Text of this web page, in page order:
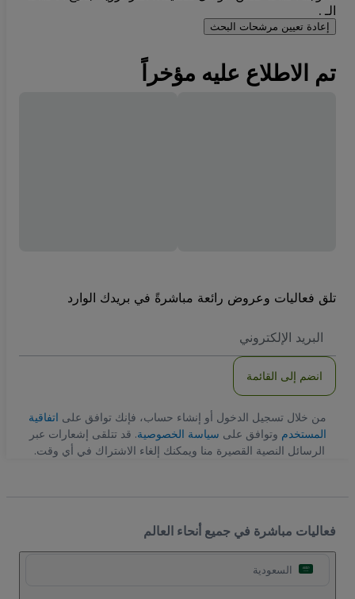
الـ .
إعادة تعيين مرشحات البحث
تم الاطلاع عليه مؤخراً
تلق فعاليات وعروض رائعة مباشرةً في بريدك الوارد
الاكتروني
انضم إلى القائمة
من خلال تسجيل الدخول أو إنشاء حساب، فإنك توافق على اتفاقية
المستخدم وتوافق على سياسة الخصوصية. قد تتلقى إشعارات عبر
الرسائل النصية القصيرة منا ويمكنك إلغاء الاشتراك في أي وقت.
فعاليات مباشرة في جميع أنحاء العالم
السعودية